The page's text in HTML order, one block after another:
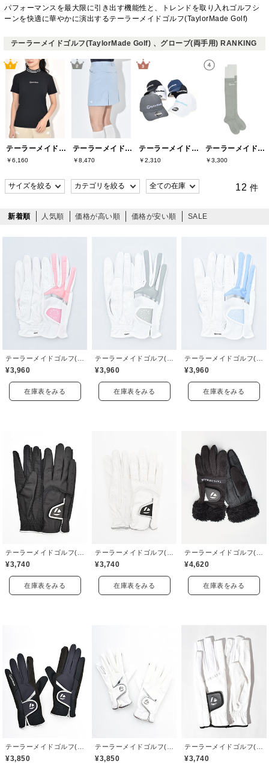
パフォーマンスを最大限に引き出す機能性と、トレンドを取り入れゴルフシ
ーンを快適に華やかに演出するテーラーメイドゴルフ(TaylorMade Golf)
テーラーメイドゴルフ(TaylorMade Golf) 、グローブ(両手用) RANKING
テーラーメイドゴルフ(TaylorMade Golf)
￥6,160
テーラーメイドゴルフ(TaylorMade Golf)
￥8,470
テーラーメイドゴルフ(TaylorMade Golf)
￥2,310
テーラーメイドゴルフ(TaylorMade Golf)
￥3,300
12 件
新着順 人気順 価格が高い順 価格が安い順 SALE
¥3,960
在庫表をみる
¥3,960
在庫表をみる
¥3,960
在庫表をみる
¥3,740
在庫表をみる
¥3,740
在庫表をみる
¥4,620
在庫表をみる
¥3,850 ¥3,850 ¥3,740